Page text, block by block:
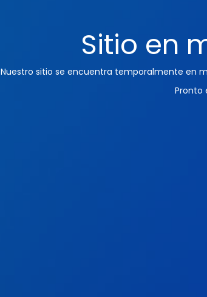
Sitio en
Nuestro sitio se encuentra temporalmente en
Pronto